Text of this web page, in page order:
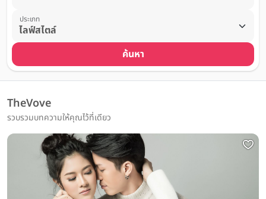
ประเภท
ค้นหา
TheVove
รวบรวมบทความให้คุณไว้ที่เดียว